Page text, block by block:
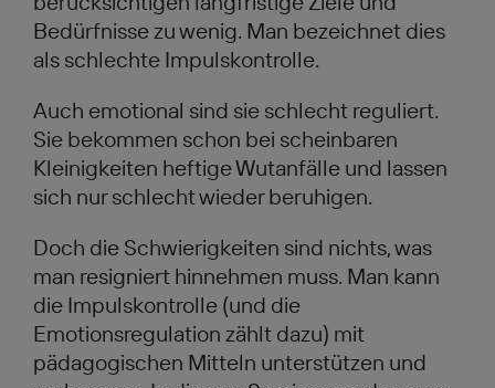
Bedürfnisse zu wenig. Man bezeichnet dies
als schlechte Impulskontrolle.
Auch emotional sind sie schlecht reguliert.
Sie bekommen schon bei scheinbaren
Kleinigkeiten heftige Wutanfälle und lassen
sich nur schlecht wieder beruhigen.
Doch die Schwierigkeiten sind nichts, was
man resigniert hinnehmen muss. Man kann
die Impulskontrolle (und die
Emotionsregulation zählt dazu) mit
pädagogischen Mitteln unterstützen und